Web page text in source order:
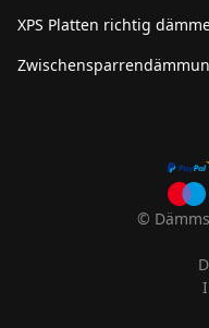
XPS Platten richtig
©